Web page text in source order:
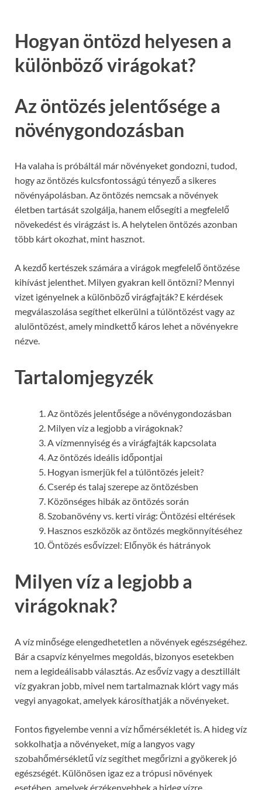
Hogyan öntözd helyesen a
különböző virágokat?
Az öntözés jelentősége a
növénygondozásban
Ha valaha is próbáltál már növényeket gondozni, tudod,
hogy az öntözés kulcsfontosságú tényező a sikeres
növényápolásban. Az öntözés nemcsak a növények
életben tartását szolgálja, hanem elősegíti a megfelelő
növekedést és virágzást is. A helytelen öntözés azonban
több kárt okozhat, mint hasznot.
A kezdő kertészek számára a virágok megfelelő öntözése
kihívást jelenthet. Milyen gyakran kell öntözni? Mennyi
vizet igényelnek a különböző virágfajták? E kérdések
megválaszolása segíthet elkerülni a túlöntözést vagy az
alulöntözést, amely mindkettő káros lehet a növényekre
nézve.
Tartalomjegyzék
Az öntözés jelentősége a növénygondozásban
Milyen víz a legjobb a virágoknak?
A vízmennyiség és a virágfajták kapcsolata
Az öntözés ideális időpontjai
Hogyan ismerjük fel a túlöntözés jeleit?
Cserép és talaj szerepe az öntözésben
Közönséges hibák az öntözés során
Szobanövény vs. kerti virág: Öntözési eltérések
Hasznos eszközök az öntözés megkönnyítéséhez
Öntözés esővízzel: Előnyök és hátrányok
Milyen víz a legjobb a
virágoknak?
A víz minősége elengedhetetlen a növények egészségéhez.
Bár a csapvíz kényelmes megoldás, bizonyos esetekben
nem a legideálisabb választás. Az esővíz vagy a desztillált
víz gyakran jobb, mivel nem tartalmaznak klórt vagy más
vegyi anyagokat, amelyek károsíthatják a növényeket.
Fontos figyelembe venni a víz hőmérsékletét is. A hideg víz
sokkolhatja a növényeket, míg a langyos vagy
szobahőmérsékletű víz segíthet megőrizni a gyökerek jó
egészségét. Különösen igaz ez a trópusi növények
esetében, amelyek érzékenyebbek a hideg vízre.